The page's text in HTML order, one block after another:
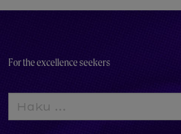
For the excellence seekers
Haku: